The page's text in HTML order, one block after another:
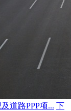
道路PPP项... 下